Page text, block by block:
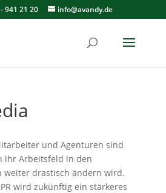
941 21 20 info@avandy.de
und Agenturen sind
ihr Arbeitsfeld in den
weiter drastisch ändern wird.
wird zukünftig ein stärkeres